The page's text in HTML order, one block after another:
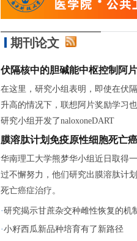
期刊论文
伏隔核中的胆碱能中枢控制阿
在这里，研究小组表明，即使在伏
升高的情况下，联想阿片奖励学习也
研究小组开发了naloxoneDART
膜溶肽计划免疫原性细胞死亡
华南理工大学熊梦华小组近日取得
过不懈努力，他们研究出膜溶肽计
死亡癌症治疗。
·研究揭示甘蔗杂交种雌性恢复的机
·小籽西瓜新品种培育有了新路径